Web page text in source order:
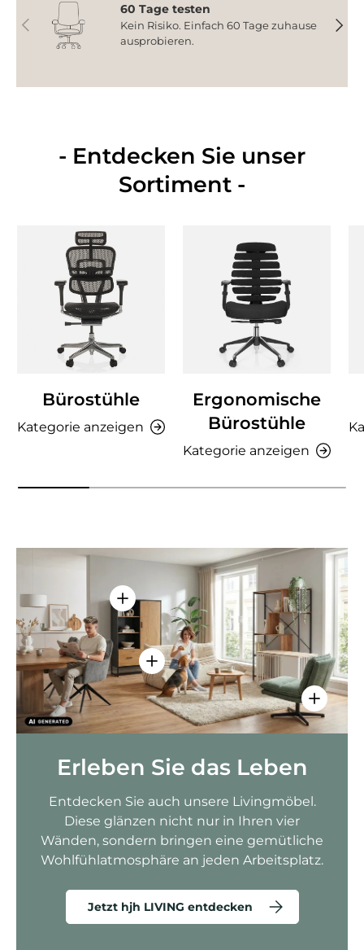
Vorherige
60 Tage testen
Kein Risiko. Einfach 60 Tage zuhause
ausprobieren.
- Entdecken Sie unser
Sortiment -
Bürostühle
Kategorie anzeigen
Ergonomische
Bürostühle
Kategorie anzeigen
Einzelheiten anzeigen - AMIO H -
Einzelheiten anzeigen - Sitzolo 2
Erleben Sie das Leben
Entdecken Sie auch unsere Livingmöbel.
Diese glänzen nicht nur in Ihren vier
Wänden, sondern bringen eine gemütliche
Wohlfühlatmosphäre an jeden Arbeitsplatz.
Jetzt hjh LIVING entdecken